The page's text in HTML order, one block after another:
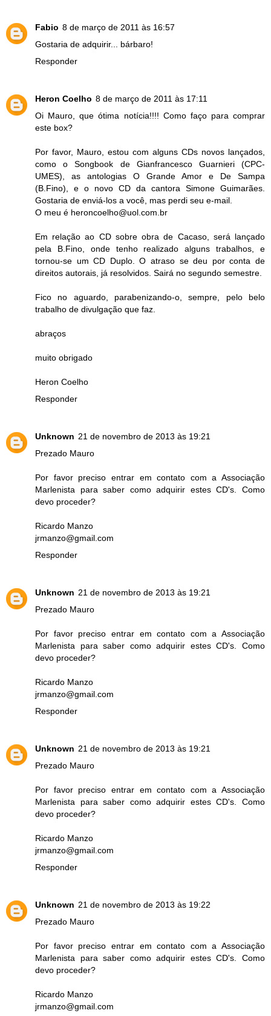
Fabio 8 de março de 2011 às 16:57
Gostaria de adquirir... bárbaro!
Responder
Heron Coelho 8 de março de 2011 às 17:11
Oi Mauro, que ótima notícia!!!! Como faço para comprar
este box?
Por favor, Mauro, estou com alguns CDs novos lançados,
como o Songbook de Gianfrancesco Guarnieri (CPC-
UMES), as antologias O Grande Amor e De Sampa
(B.Fino), e o novo CD da cantora Simone Guimarães.
Gostaria de enviá-los a você, mas perdi seu e-mail.
O meu é heroncoelho@uol.com.br
Em relação ao CD sobre obra de Cacaso, será lançado
pela B.Fino, onde tenho realizado alguns trabalhos, e
tornou-se um CD Duplo. O atraso se deu por conta de
direitos autorais, já resolvidos. Sairá no segundo semestre.
Fico no aguardo, parabenizando-o, sempre, pelo belo
trabalho de divulgação que faz.
abraços
muito obrigado
Heron Coelho
Responder
Unknown 21 de novembro de 2013 às 19:21
Prezado Mauro
Por favor preciso entrar em contato com a Associação
Marlenista para saber como adquirir estes CD's. Como
devo proceder?
Ricardo Manzo
jrmanzo@gmail.com
Responder
Unknown 21 de novembro de 2013 às 19:21
Prezado Mauro
Por favor preciso entrar em contato com a Associação
Marlenista para saber como adquirir estes CD's. Como
devo proceder?
Ricardo Manzo
jrmanzo@gmail.com
Responder
Unknown 21 de novembro de 2013 às 19:21
Prezado Mauro
Por favor preciso entrar em contato com a Associação
Marlenista para saber como adquirir estes CD's. Como
devo proceder?
Ricardo Manzo
jrmanzo@gmail.com
Responder
Unknown 21 de novembro de 2013 às 19:22
Prezado Mauro
Por favor preciso entrar em contato com a Associação
Marlenista para saber como adquirir estes CD's. Como
devo proceder?
Ricardo Manzo
jrmanzo@gmail.com